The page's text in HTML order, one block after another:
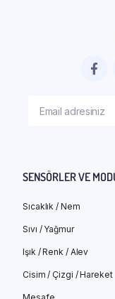
SENSÖRLER VE
Sıcaklık / Nem
Sıvı / Yağmur
Işık / Renk / Alev
Cisim / Çizgi / Hareket